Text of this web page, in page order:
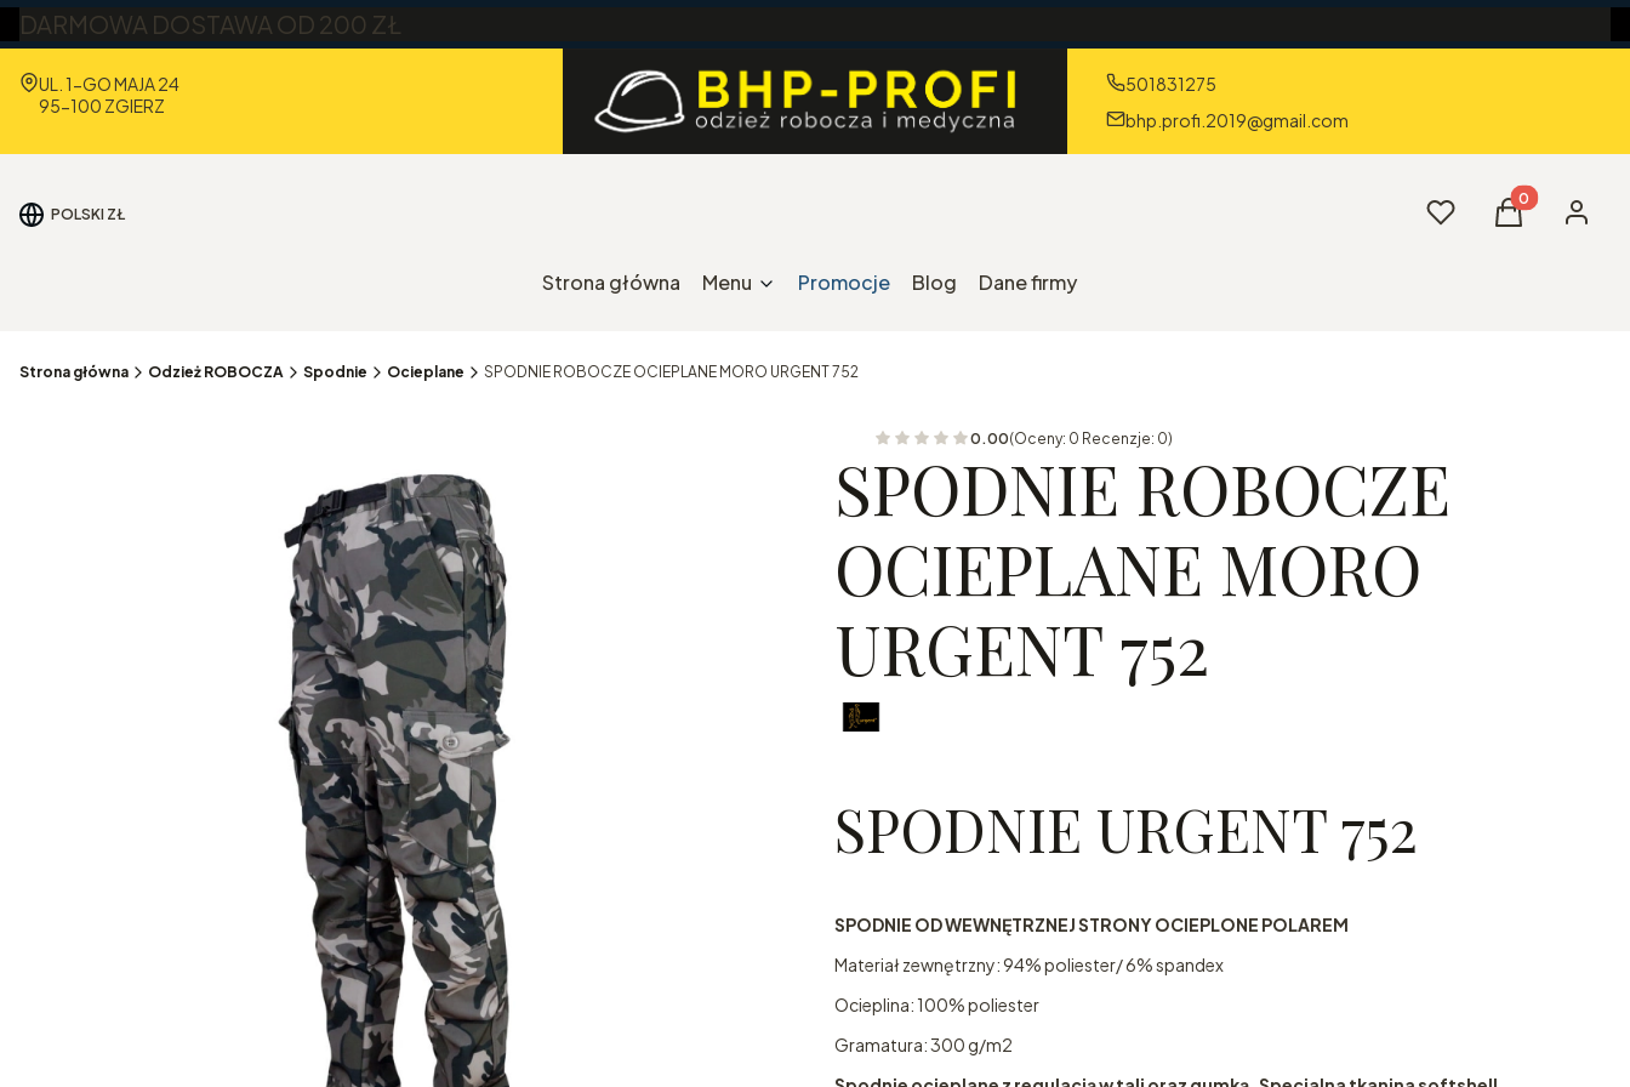
DARMOWA DOSTAWA OD 200 ZŁ
Adres:
UL. 1-GO MAJA 24
95-100 ZGIERZ
501831275
bhp.profi.2019@gmail.com
POLSKI ZŁ UlubioneProdukty w
Koszyk
Strona główna Menu Promocje Blog Dane firmy
Strona główna Odzież ROBOCZA Spodnie Ocieplane SPODNIE ROBOCZE OCIEPLANE MORO URGENT 752
0.00(Oceny: 0 Recenzje: 0)
SPODNIE ROBOCZE
OCIEPLANE MORO
URGENT 752
SPODNIE URGENT 752
SPODNIE OD WEWNĘTRZNEJ STRONY OCIEPLONE POLAREM
Materiał zewnętrzny: 94% poliester/ 6% spandex
Ocieplina: 100% poliester
Gramatura: 300 g/m2